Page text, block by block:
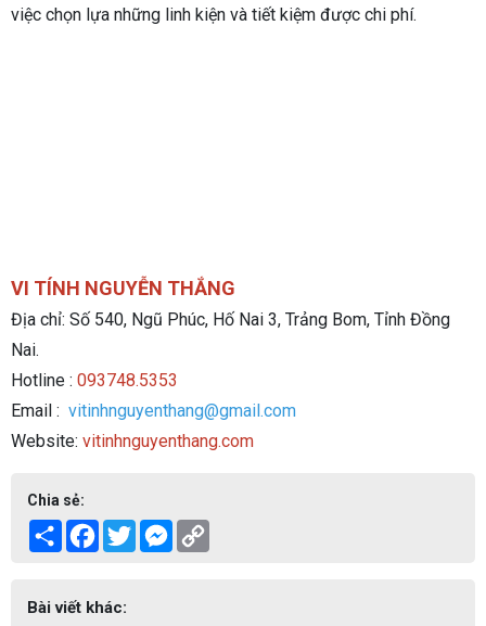
việc chọn lựa những linh kiện và tiết kiệm được chi phí.
VI TÍNH NGUYỄN THẮNG
Địa chỉ: Số 540, Ngũ Phúc, Hố Nai 3, Trảng Bom, Tỉnh Đồng
Nai.
Hotline : 093748.5353
Email : vitinhnguyenthang@gmail.com
Website: vitinhnguyenthang.com
Chia sẻ:
Share Facebook
TwitterMessenger
Bài viết khác: